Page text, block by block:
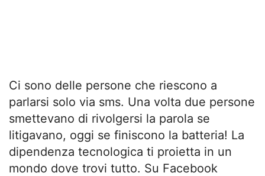
Ci sono delle persone che riescono a
parlarsi solo via sms. Una volta due persone
smettevano di rivolgersi la parola se
litigavano, oggi se finiscono la batteria! La
dipendenza tecnologica ti proietta in un
mondo dove trovi tutto. Su Facebook